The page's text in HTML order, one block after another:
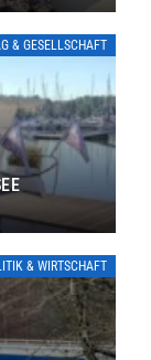
& GESELLSCHAFT
& WIRTSCHAFT